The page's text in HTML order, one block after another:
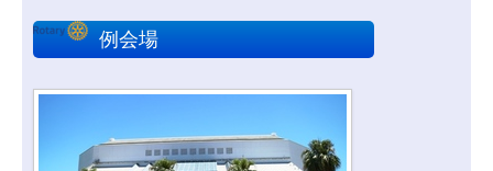
例会場